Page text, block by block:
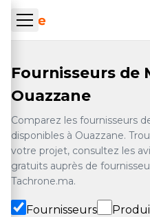
Aller au contenu principal
Fournisseurs de
Ouazzane
Comparez les fournisseurs
disponibles à Ouazzane.
votre projet, consultez les
gratuits auprès de
Tachrone.ma.
Fournisseurs